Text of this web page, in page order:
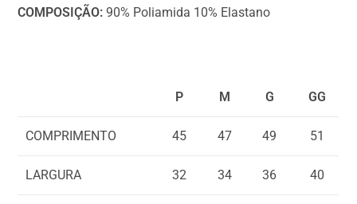
.
COMPOSIÇÃO: 90% Poliamida 10% Elastano
P M G GG
COMPRIMENTO 45 47 49 51
LARGURA 32 34 36 40